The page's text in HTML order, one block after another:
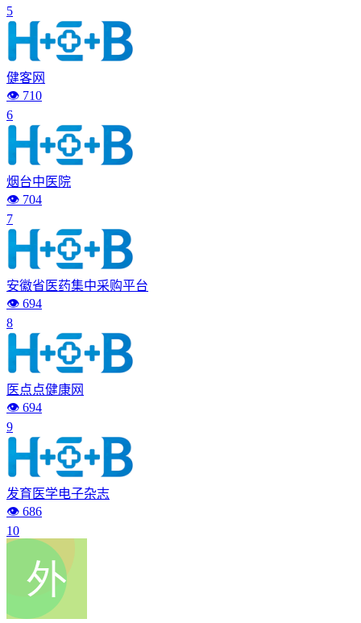
5
健客网
👁️ 710
6
烟台中医院
👁️ 704
7
安徽省医药集中采购平台
👁️ 694
8
医点点健康网
👁️ 694
9
发育医学电子杂志
👁️ 686
10